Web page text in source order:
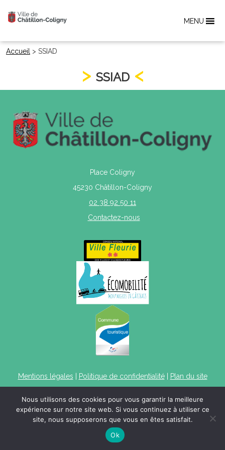
MENU
Accueil > SSIAD
SSIAD
Place Coligny
45230 Châtillon-Coligny
02 38 92 50 11
Contactez-nous
Mentions légales Politique de confidentialité| Plan du site
Nous utilisons des cookies pour vous garantir la meilleure
expérience sur notre site web. Si vous continuez à utiliser ce
site, nous supposerons que vous en êtes satisfait.
Ok